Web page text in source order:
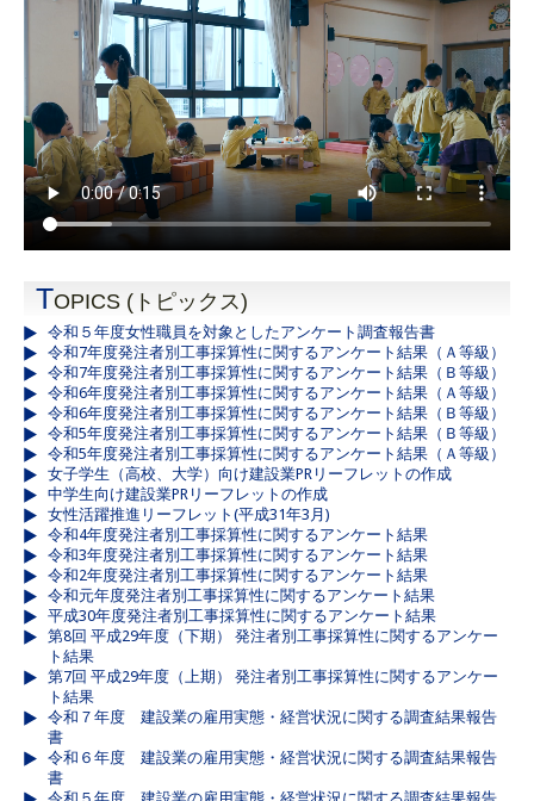
TOPICS (トピックス)
令和５年度女性職員を対象としたアンケート調査報告書
令和7年度発注者別工事採算性に関するアンケート結果（Ａ等級）
令和7年度発注者別工事採算性に関するアンケート結果（Ｂ等級）
令和6年度発注者別工事採算性に関するアンケート結果（Ａ等級）
令和6年度発注者別工事採算性に関するアンケート結果（Ｂ等級）
令和5年度発注者別工事採算性に関するアンケート結果（Ｂ等級）
令和5年度発注者別工事採算性に関するアンケート結果（Ａ等級）
女子学生（高校、大学）向け建設業PRリーフレットの作成
中学生向け建設業PRリーフレットの作成
女性活躍推進リーフレット(平成31年3月)
令和4年度発注者別工事採算性に関するアンケート結果
令和3年度発注者別工事採算性に関するアンケート結果
令和2年度発注者別工事採算性に関するアンケート結果
令和元年度発注者別工事採算性に関するアンケート結果
平成30年度発注者別工事採算性に関するアンケート結果
第8回 平成29年度（下期） 発注者別工事採算性に関するアンケー
ト結果
第7回 平成29年度（上期） 発注者別工事採算性に関するアンケー
ト結果
令和７年度 建設業の雇用実態・経営状況に関する調査結果報告
書
令和６年度 建設業の雇用実態・経営状況に関する調査結果報告
書